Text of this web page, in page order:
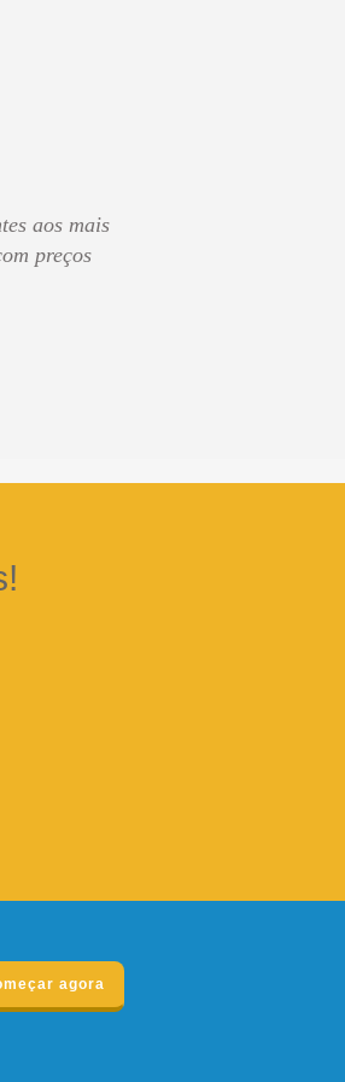
aos mais
preços
agora